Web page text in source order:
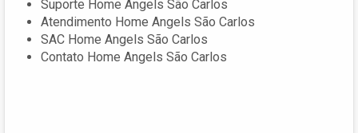
Suporte Home Angels São Carlos
Atendimento Home Angels São Carlos
SAC Home Angels São Carlos
Contato Home Angels São Carlos